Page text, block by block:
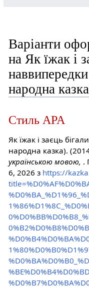
Варіанти
на Як їжак і
народна
Стиль APA
Як їжак і заєць
народна казка).
українською мовою, .
6, 2026 з https://